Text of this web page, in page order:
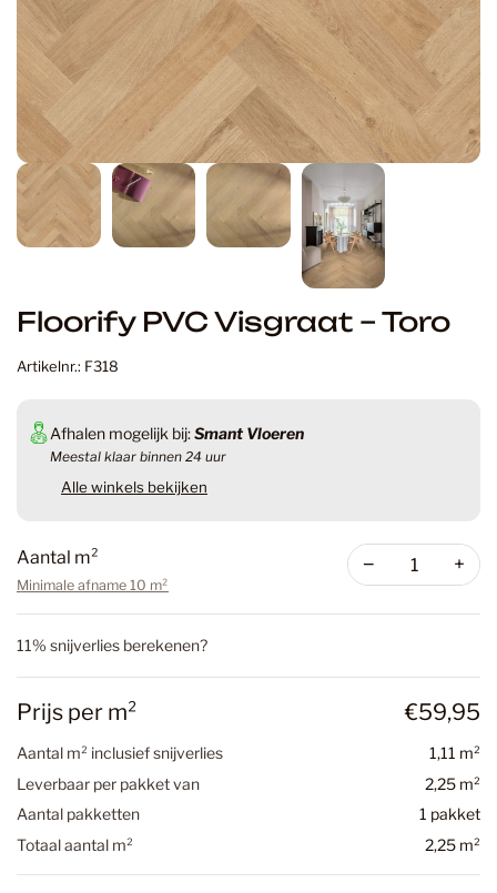
Floorify PVC Visgraat – Toro
Artikelnr.: F318
Afhalen mogelijk bij:Smant Vloeren
Meestal klaar binnen 24 uur
Alle winkels bekijken
Aantal m²
Minimale afname 10 m²
− +
11% snijverlies berekenen?
Prijs per m² €59,95
Aantal m² inclusief snijverlies
1,11 m²
Leverbaar per pakket van
2,25 m²
Aantal pakketten
1 pakket
Totaal aantal m²
2,25 m²